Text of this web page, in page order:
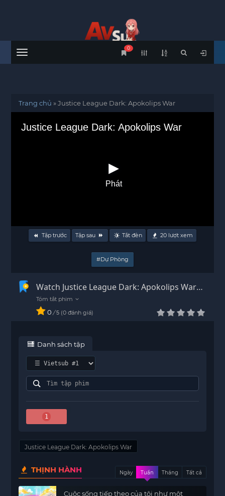
Menu
0
Trang chủ »Justice League Dark: Apokolips War
Justice League Dark: Apokolips War
Phát
Tập trước Tập sau Tắt đèn 20lượt xem
#Dự Phòng
Watch Justice League Dark: Apokolips War
Vietsub - HD
0 / 5 0 đánh giá
Danh sách tập
1
Justice League Dark: Apokolips War
THỊNH HÀNH Ngày Tuần Tháng Tất cả
Cuộc sống tiếp theo của tôi như một